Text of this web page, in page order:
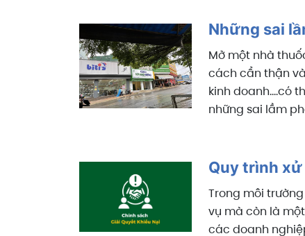
Những sai
Mở một nhà
cách cẩn thận
kinh doanh....có
những sai lầm
Quy trình
Trong môi
vụ mà còn là
các doanh